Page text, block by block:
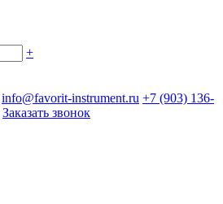
+
info@favorit-instrument.ru +7 (903) 136-
Заказать звонок